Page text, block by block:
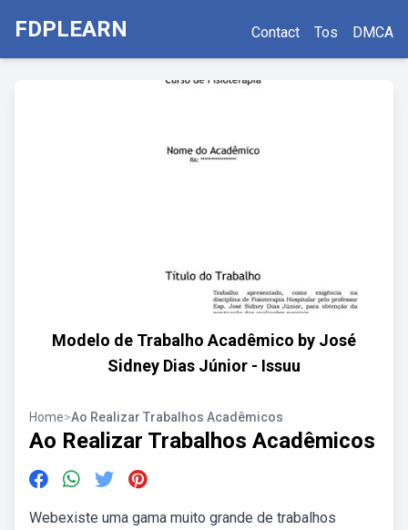
FDPLEARN Contact Tos DMCA
Modelo de Trabalho Acadêmico by José
Sidney Dias Júnior - Issuu
Home>Ao Realizar Trabalhos Acadêmicos
Ao Realizar Trabalhos Acadêmicos
Webexiste uma gama muito grande de trabalhos